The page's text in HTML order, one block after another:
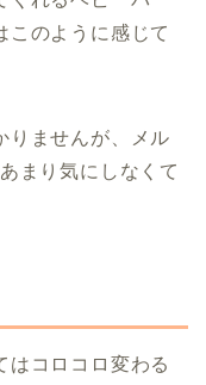
このように感じて
りませんが、メル
まり気にしなくて
はコロコロ変わる